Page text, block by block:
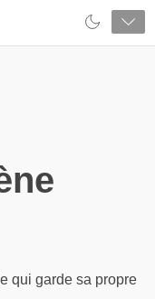
qui garde sa propre